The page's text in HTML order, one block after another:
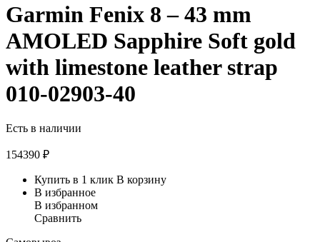
Garmin Fenix 8 – 43 mm
AMOLED Sapphire Soft gold
with limestone leather strap
010-02903-40
Есть в наличии
154390 ₽
Купить в 1 клик В корзину
В избранное
В избранном
Сравнить